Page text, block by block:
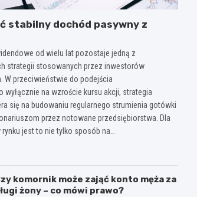
stabilny dochód pasywny z
od wielu lat pozostaje jedną z
strategii stosowanych przez inwestorów
W przeciwieństwie do podejścia
wyłącznie na wzroście kursu akcji, strategia
się na budowaniu regularnego strumienia gotówki
przez notowane przedsiębiorstwa. Dla
jest to nie tylko sposób na…
komornik może zająć konto męża za
żony – co mówi prawo?